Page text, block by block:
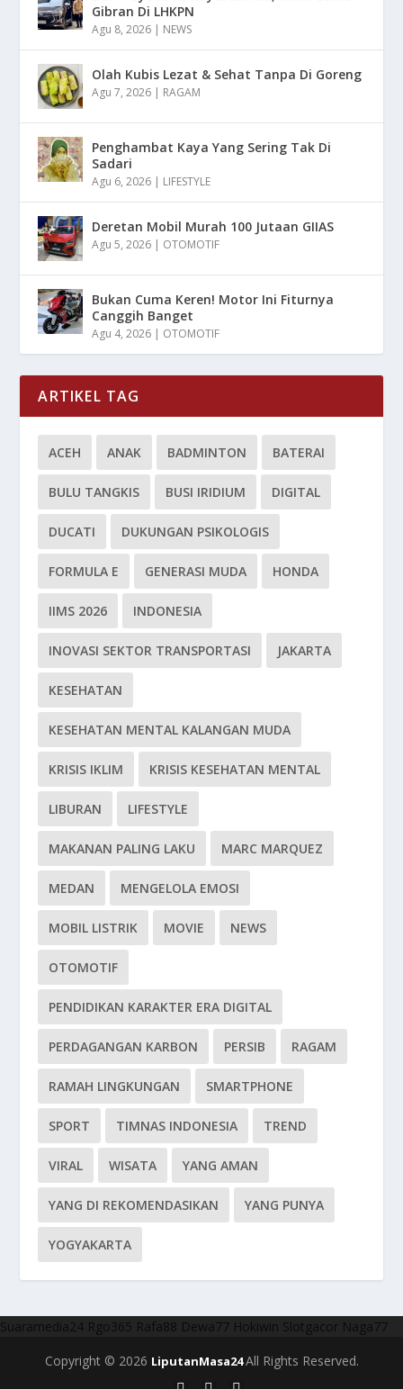
Gibran Di LHKPN
Agu 8, 2026 | NEWS
Olah Kubis Lezat & Sehat Tanpa Di Goreng
Agu 7, 2026 | RAGAM
Penghambat Kaya Yang Sering Tak Di
Sadari
Agu 6, 2026 | LIFESTYLE
Deretan Mobil Murah 100 Jutaan GIIAS
Agu 5, 2026 | OTOMOTIF
Bukan Cuma Keren! Motor Ini Fiturnya
Canggih Banget
Agu 4, 2026 | OTOMOTIF
ARTIKEL TAG
ACEH ANAK BADMINTON BATERAI
BULU TANGKIS BUSI IRIDIUM DIGITAL
DUCATI DUKUNGAN PSIKOLOGIS
FORMULA E GENERASI MUDA HONDA
IIMS 2026 INDONESIA
INOVASI SEKTOR TRANSPORTASI JAKARTA
KESEHATAN
KESEHATAN MENTAL KALANGAN MUDA
KRISIS IKLIM KRISIS KESEHATAN MENTAL
LIBURAN LIFESTYLE
MAKANAN PALING LAKU MARC MARQUEZ
MEDAN MENGELOLA EMOSI
MOBIL LISTRIK MOVIE NEWS
OTOMOTIF
PENDIDIKAN KARAKTER ERA DIGITAL
PERDAGANGAN KARBON PERSIB RAGAM
RAMAH LINGKUNGAN SMARTPHONE
SPORT TIMNAS INDONESIA TREND
VIRAL WISATA YANG AMAN
YANG DI REKOMENDASIKAN YANG PUNYA
YOGYAKARTA
Suaramedia24 Rgo365 Rafa88 Dewa77 Hokiwin Slotgacor Naga77
Copyright © 2026 LiputanMasa24All Rights Reserved.